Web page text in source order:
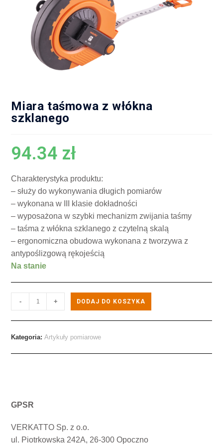
Miara taśmowa z włókna
szklanego
94.34 zł
Charakterystyka produktu:
– służy do wykonywania długich pomiarów
– wykonana w III klasie dokładności
– wyposażona w szybki mechanizm zwijania taśmy
– taśma z włókna szklanego z czytelną skalą
– ergonomiczna obudowa wykonana z tworzywa z
antypoślizgową rękojeścią
Na stanie
- + DODAJ DO KOSZYKA
Kategoria:Artykuły pomiarowe
GPSR
VERKATTO Sp. z o.o.
ul. Piotrkowska 242A, 26-300 Opoczno